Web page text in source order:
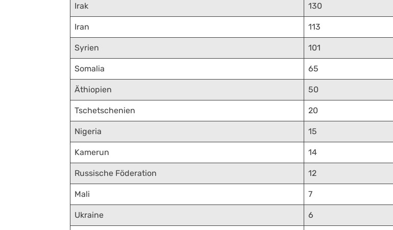
Irak 130
Iran 113
Syrien 101
Somalia 65
Äthiopien 50
Tschetschenien 20
Nigeria 15
Kamerun 14
Russische Föderation 12
Mali 7
Ukraine 6